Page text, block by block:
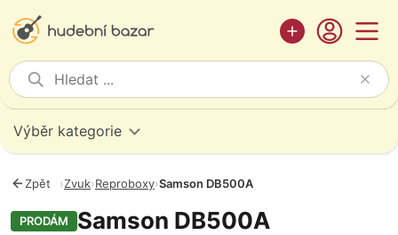
Výběr kategorie
Zpět ›Zvuk›Reproboxy›Samson DB500A
PRODÁM Samson DB500A